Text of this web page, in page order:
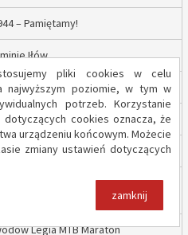
pliki cookies w celu
najwyższym poziomie, w tym w
potrzeb. Korzystanie
cookies oznacza, że
urządzeniu końcowym. Możecie
zmiany ustawień dotyczących
zamknij
– Pamiętamy!
Iłów
– prace rozpoczęte
Iłów
Ścieków w Iłowie – etap II”
o pieniądze od Harnasia. Zachęcamy
Legia MTB Maraton